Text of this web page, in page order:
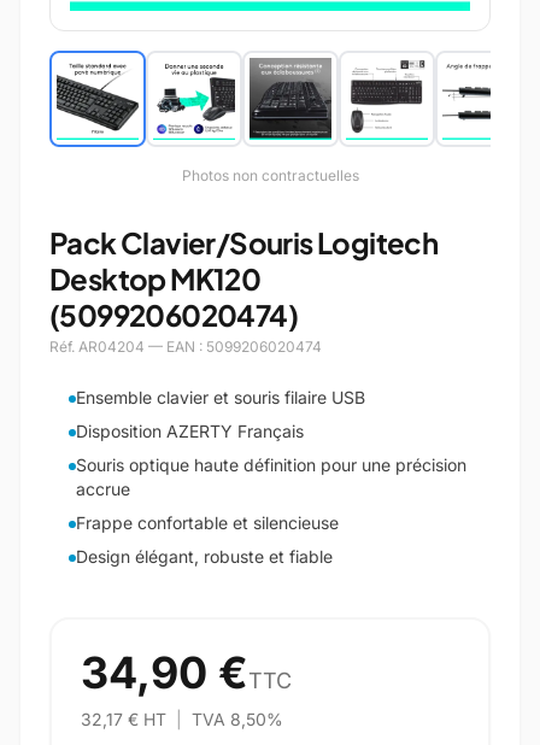
Photos non contractuelles
Pack Clavier/Souris Logitech
Desktop MK120
(5099206020474)
Réf. AR04204 — EAN : 5099206020474
Ensemble clavier et souris filaire USB
Disposition AZERTY Français
Souris optique haute définition pour une précision
accrue
Frappe confortable et silencieuse
Design élégant, robuste et fiable
34,90 €TTC
32,17 € HT TVA 8,50%